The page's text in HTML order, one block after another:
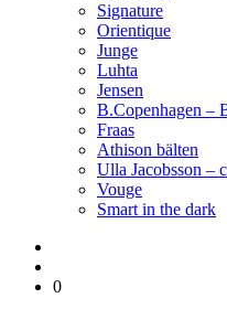
Signature
Orientique
Junge
Luhta
Jensen
B.Copenhagen –
Fraas
Athison bälten
Ulla Jacobsson –
Vouge
Smart in the dark
0